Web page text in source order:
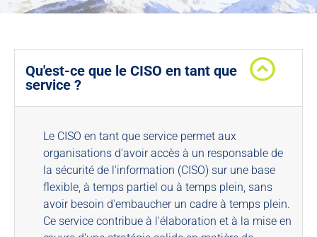
Qu'est-ce que le CISO en tant que
service ?
Le CISO en tant que service permet aux
organisations d'avoir accès à un responsable de
la sécurité de l'information (CISO) sur une base
flexible, à temps partiel ou à temps plein, sans
avoir besoin d'embaucher un cadre à temps plein.
Ce service contribue à l'élaboration et à la mise en